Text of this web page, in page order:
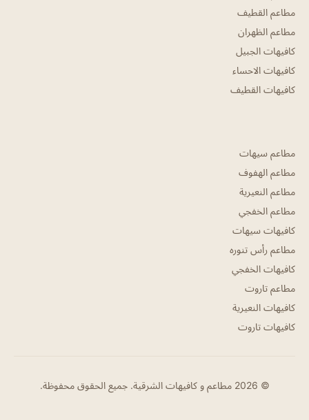
مطاعم القطيف
مطاعم الظهران
كافيهات الجبيل
كافيهات الاحساء
كافيهات القطيف
مطاعم سيهات
مطاعم الهفوف
مطاعم النعيرية
مطاعم الخفجي
كافيهات سيهات
مطاعم رأس تنوره
كافيهات الخفجي
مطاعم تاروت
كافيهات النعيرية
كافيهات تاروت
© 2026 مطاعم و كافيهات الشرقية. جميع الحقوق محفوظة.